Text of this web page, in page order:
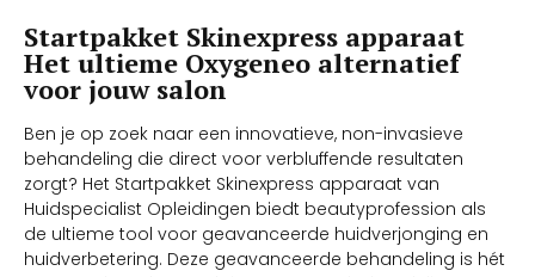
Startpakket Skinexpress apparaat
Het ultieme Oxygeneo alternatief
voor jouw salon
Ben je op zoek naar een innovatieve, non-invasieve
behandeling die direct voor verbluffende resultaten
zorgt? Het Startpakket Skinexpress apparaat van
Huidspecialist Opleidingen biedt beautyprofession als
de ultieme tool voor geavanceerde huidverjonging en
huidverbetering. Deze geavanceerde behandeling is hét